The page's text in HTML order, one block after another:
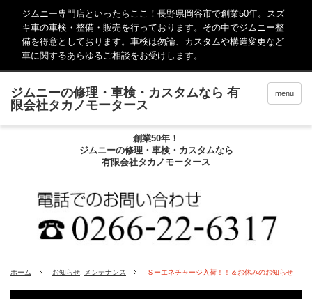
ジムニー専門店といったらここ！長野県岡谷市で創業50年。スズ
キ車の車検・整備・販売を行っております。その中でジムニー整
備を得意としております。車検は勿論、カスタムや構造変更など
車に関するあらゆるご相談をお受けします。
menu
創業50年！
ジムニーの修理・車検・カスタムなら
有限会社タカノモータース
ホーム お知らせ メンテナンス Ｓーエネチャージ入荷！！＆お休みのお知らせ